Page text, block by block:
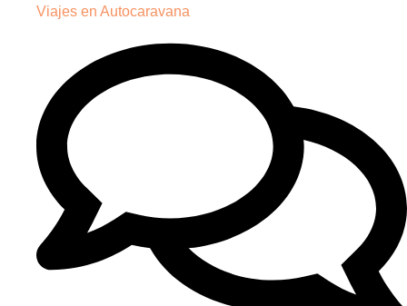
Viajes en Autocaravana